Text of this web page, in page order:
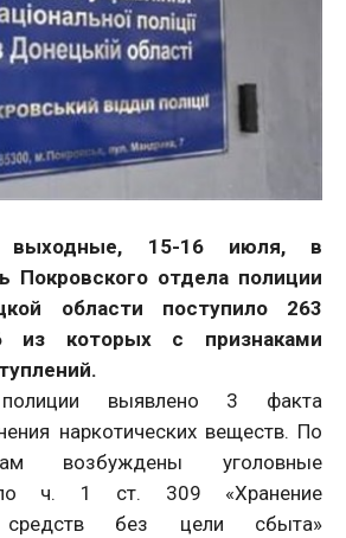
выходные, 15-16 июля, в
Покровского отдела полиции
области поступило 263
из которых с признаками
полиции выявлено 3 факта
наркотических веществ. По
возбуждены уголовные
по ч. 1 ст. 309 «Хранение
средств без цели сбыта»